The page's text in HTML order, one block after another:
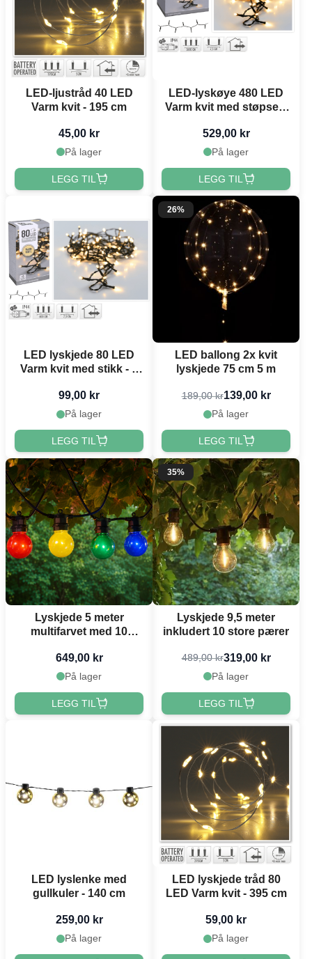
LED-ljustråd 40 LED
Varm kvit - 195 cm
45,00 kr
På lager
LEGG TIL
LED-lyskøye 480 LED
Varm kvit med støpsel -
529,00 kr
På lager
LEGG TIL
LED lyskjede 80 LED
Varm kvit med stikk - 6
99,00 kr
På lager
LEGG TIL
26%
LED ballong 2x kvit
lyskjede 75 cm 5 m
189,00 kr139,00 kr
På lager
LEGG TIL
Lyskjede 5 meter
multifarvet med 10
vassmotstandsdyktig
649,00 kr
På lager
LEGG TIL
35%
Lyskjede 9,5 meter
inkludert 10 store pærer
489,00 kr319,00 kr
På lager
LEGG TIL
LED lyslenke med
gullkuler - 140 cm
259,00 kr
På lager
LED lyskjede tråd 80
LED Varm kvit - 395 cm
59,00 kr
På lager